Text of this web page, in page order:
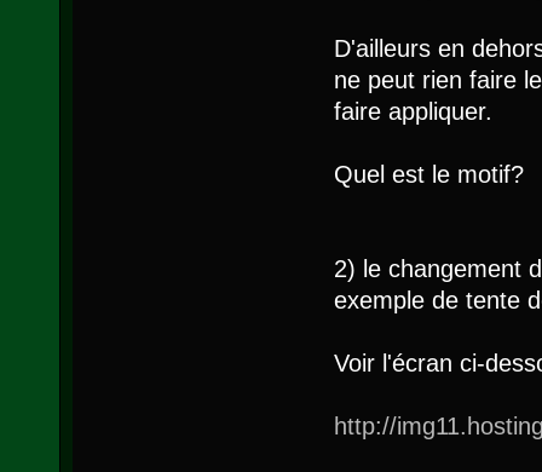
D'ailleurs en
ne peut rien faire
faire appliquer.
Quel est le motif?
2) le changement
exemple de tente
Voir l'écran ci-
http://